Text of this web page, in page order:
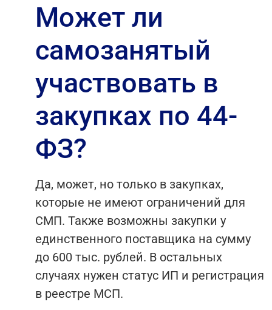
Может ли
самозанятый
участвовать в
закупках по 44-
ФЗ?
Да, может, но только в закупках,
которые не имеют ограничений для
СМП. Также возможны закупки у
единственного поставщика на сумму
до 600 тыс. рублей. В остальных
случаях нужен статус ИП и регистрация
в реестре МСП.